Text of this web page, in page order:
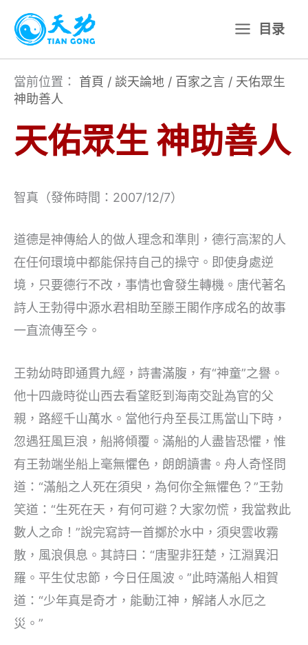
主
目录
當前位置： 首頁 / 談天論地 / 百家之言 / 天佑眾生
神助善人
天佑眾生 神助善人
智真（發佈時間：2007/12/7）
道德是神傳給人的做人理念和準則，德行高潔的人
在任何環境中都能保持自己的操守。即使身處逆
境，只要德行不改，事情也會發生轉機。唐代著名
詩人王勃得中源水君相助至滕王閣作序成名的故事
一直流傳至今。
王勃幼時即通貫九經，詩書滿腹，有“神童”之譽。
他十四歲時從山西去看望貶到海南交趾為官的父
親，路經千山萬水。當他行舟至長江馬當山下時，
忽遇狂風巨浪，船將傾覆。滿船的人盡皆恐懼，惟
有王勃端坐船上毫無懼色，朗朗讀書。舟人奇怪問
道：“滿船之人死在須臾，為何你全無懼色？”王勃
笑道：“生死在天，有何可避？大家勿慌，我當救此
數人之命！”說完寫詩一首擲於水中，須臾雲收霧
散，風浪俱息。其詩曰：“唐聖非狂楚，江淵異汨
羅。平生仗忠節，今日任風波。”此時滿船人相賀
道：“少年真是奇才，能動江神，解諸人水厄之
災。”